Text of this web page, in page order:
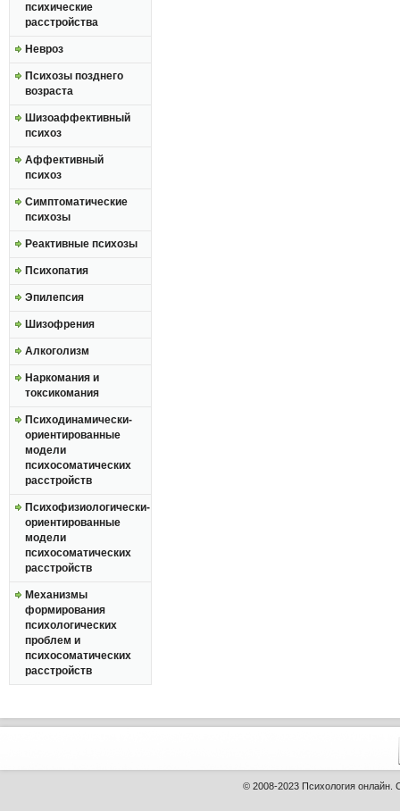
психические
расстройства
Невроз
Психозы позднего
возраста
Шизоаффективный
психоз
Аффективный
психоз
Симптоматические
психозы
Реактивные психозы
Психопатия
Эпилепсия
Шизофрения
Алкоголизм
Наркомания и
токсикомания
Психодинамически-
ориентированные
модели
психосоматических
расстройств
Психофизиологически-
ориентированные
модели
психосоматических
расстройств
Механизмы
формирования
психологических
проблем и
психосоматических
расстройств
© 2008-2023 Психология онлайн